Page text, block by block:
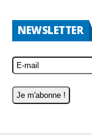
NEWSLETTER